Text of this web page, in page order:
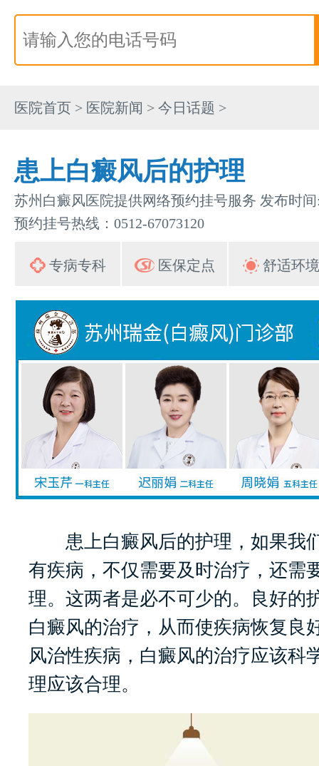
医院首页 > 医院新闻 > 今日话题 >
患上白癜风后的护理
苏州白癜风医院提供网络预约挂号服务 发布时间
预约挂号热线：0512-67073120
专病专科 医保定点 舒适环境
患上白癜风后的护理，如果我
有疾病，不仅需要及时治疗，还需
理。这两者是必不可少的。良好的
白癜风的治疗，从而使疾病恢复良
风治性疾病，白癜风的治疗应该科
理应该合理。